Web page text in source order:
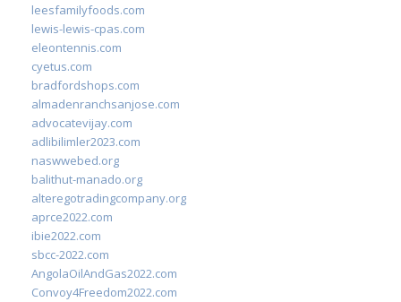
leesfamilyfoods.com
lewis-lewis-cpas.com
eleontennis.com
cyetus.com
bradfordshops.com
almadenranchsanjose.com
advocatevijay.com
adlibilimler2023.com
naswwebed.org
balithut-manado.org
alteregotradingcompany.org
aprce2022.com
ibie2022.com
sbcc-2022.com
AngolaOilAndGas2022.com
Convoy4Freedom2022.com